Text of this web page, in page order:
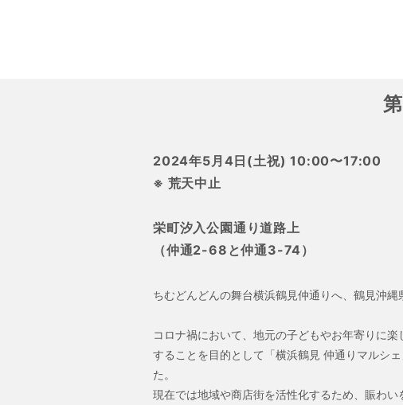
2024年5月4日(土祝) 10:00〜17:00
※ 荒天中止
栄町汐入公園通り道路上
（仲通2-68と仲通3-74）
ちむどんどんの舞台横浜鶴見仲通りへ、鶴見沖縄
コロナ禍において、地元の子どもやお年寄りに楽
することを目的として「横浜鶴見 仲通りマルシ
た。
現在では地域や商店街を活性化するため、賑わい